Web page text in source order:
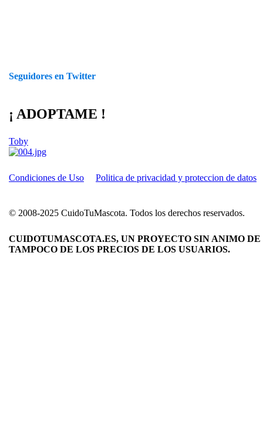
Seguidores en Twitter
¡ ADOPTAME !
Toby
Condiciones de Uso Politica de privacidad y proteccion de datos
© 2008-2025 CuidoTuMascota. Todos los derechos reservados.
CUIDOTUMASCOTA.ES, UN PROYECTO SIN ANIMO
TAMPOCO DE LOS PRECIOS DE LOS USUARIOS.